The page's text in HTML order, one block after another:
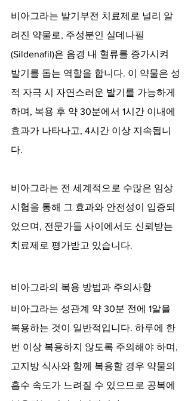
비아그라는 발기부전 치료제로 널리 알
려진 약물로, 주성분인 실데나필
(Sildenafil)은 음경 내 혈류를 증가시켜
발기를 돕는 역할을 합니다. 이 약물은 성
적 자극 시 자연스러운 발기를 가능하게
하며, 복용 후 약 30분에서 1시간 이내에
효과가 나타나고, 4시간 이상 지속됩니
다.
비아그라는 전 세계적으로 수많은 임상
시험을 통해 그 효과와 안전성이 입증되
었으며, 전문가들 사이에서도 신뢰받는
치료제로 평가받고 있습니다.
비아그라의 복용 방법과 주의사항
비아그라는 성관계 약 30분 전에 1알을
복용하는 것이 일반적입니다. 하루에 한
번 이상 복용하지 않도록 주의해야 하며,
고지방 식사와 함께 복용할 경우 약물의
흡수 속도가 느려질 수 있으므로 공복에